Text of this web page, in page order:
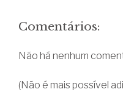
Comentários:
Não há nenhum
(Não é mais possível